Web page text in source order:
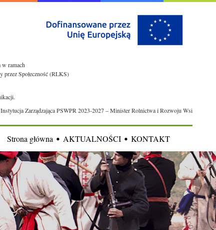
w ramach
Społeczność (RLKS)
Instytucja Zarządzająca PSWPR 2023-2027 – Minister Rolnictwa i Rozwoju Wsi
Strona główna AKTUALNOŚCI KONTAKT